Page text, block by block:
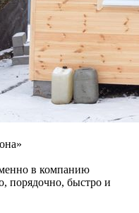
в компанию
порядочно, быстро и